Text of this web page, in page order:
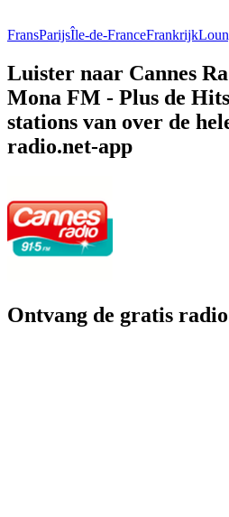
FransParijsÎle-de-FranceFrankrijk
Luister naar Cannes
Mona FM - Plus de
stations van over de
radio.net-app
Ontvang de gratis